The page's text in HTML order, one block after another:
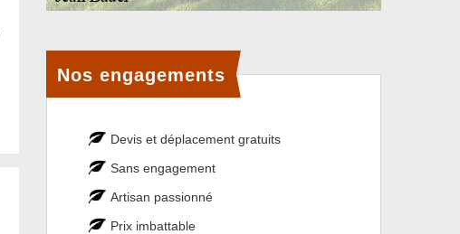
Nos engagements
Devis et déplacement gratuits
Sans engagement
Artisan passionné
Prix imbattable